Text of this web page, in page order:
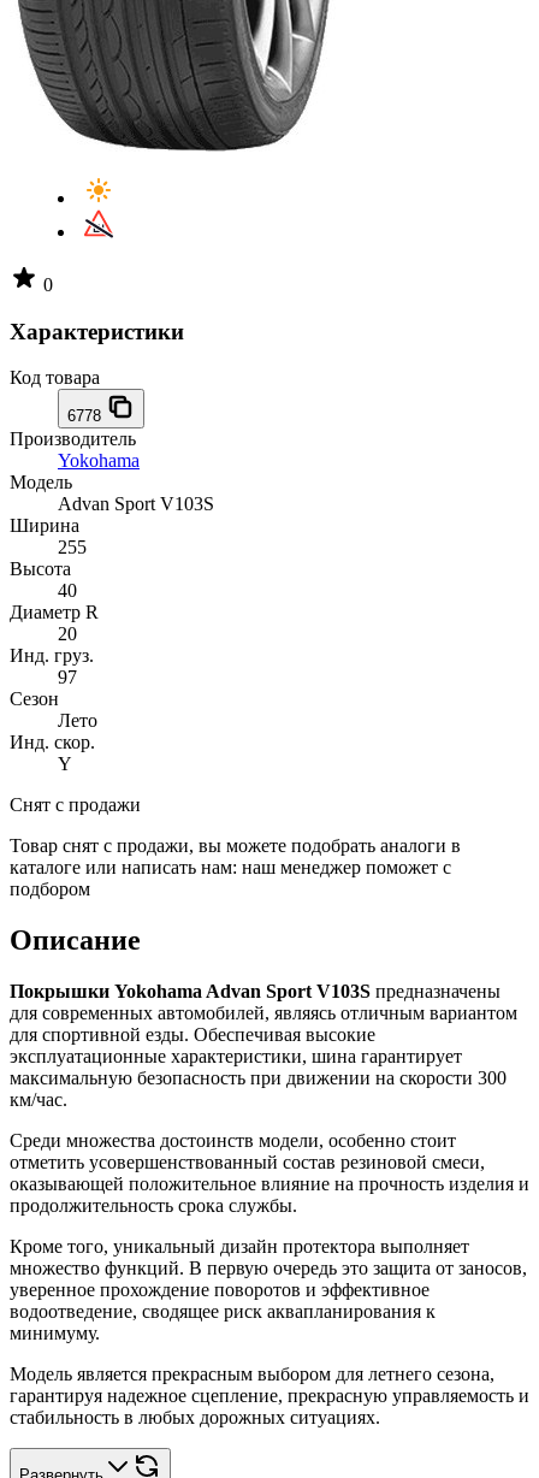
0
Характеристики
Код товара
6778
Производитель
Yokohama
Модель
Advan Sport V103S
Ширина
255
Высота
40
Диаметр R
20
Инд. груз.
97
Сезон
Лето
Инд. скор.
Y
Снят с продажи
Товар снят с продажи, вы можете подобрать аналоги в
каталоге или написать нам: наш менеджер поможет с
подбором
Описание
Покрышки Yokohama Advan Sport V103S предназначены
для современных автомобилей, являясь отличным вариантом
для спортивной езды. Обеспечивая высокие
эксплуатационные характеристики, шина гарантирует
максимальную безопасность при движении на скорости 300
км/час.
Среди множества достоинств модели, особенно стоит
отметить усовершенствованный состав резиновой смеси,
оказывающей положительное влияние на прочность изделия и
продолжительность срока службы.
Кроме того, уникальный дизайн протектора выполняет
множество функций. В первую очередь это защита от заносов,
уверенное прохождение поворотов и эффективное
водоотведение, сводящее риск аквапланирования к
минимуму.
Модель является прекрасным выбором для летнего сезона,
гарантируя надежное сцепление, прекрасную управляемость и
стабильность в любых дорожных ситуациях.